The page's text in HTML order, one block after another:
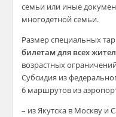
семьи или иные
многодетной семьи.
Размер специальных
билетам для всех
возрастных
Субсидия из
6 маршрутов из
– из Якутска в Москву и